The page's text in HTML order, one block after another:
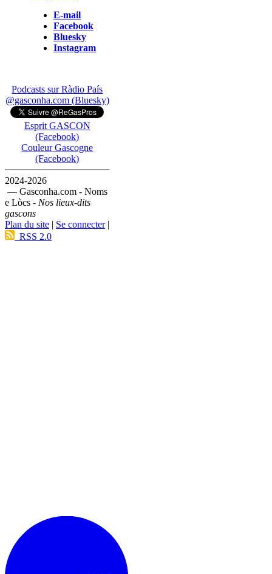
E-mail
Facebook
Bluesky
Instagram
Podcasts sur Ràdio País
@gasconha.com (Bluesky)
Esprit GASCON
(Facebook)
Couleur Gascogne
(Facebook)
2024-2026
— Gasconha.com - Noms
e Lòcs - Nos lieux-dits
gascons
Plan du site | Se connecter|
RSS 2.0